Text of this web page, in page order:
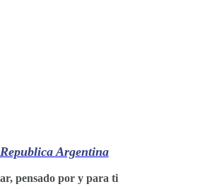
Argentina
pensado por y para ti